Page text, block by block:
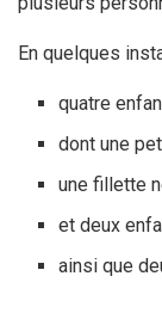
En quelques
quatre
dont une
une fillette
et deux
ainsi que